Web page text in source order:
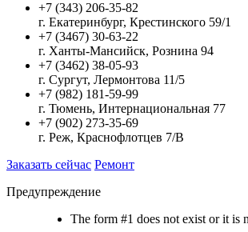
+7 (343) 206-35-82
г. Екатеринбург, Крестинского 59/1
+7 (3467) 30-63-22
г. Ханты-Мансийск, Рознина 94
+7 (3462) 38-05-93
г. Сургут, Лермонтова 11/5
+7 (982) 181-59-99
г. Тюмень, Интернациональная 77
+7 (902) 273-35-69
г. Реж, Краснофлотцев 7/В
Заказать сейчас Ремонт
Предупреждение
The form #1 does not exist or it is